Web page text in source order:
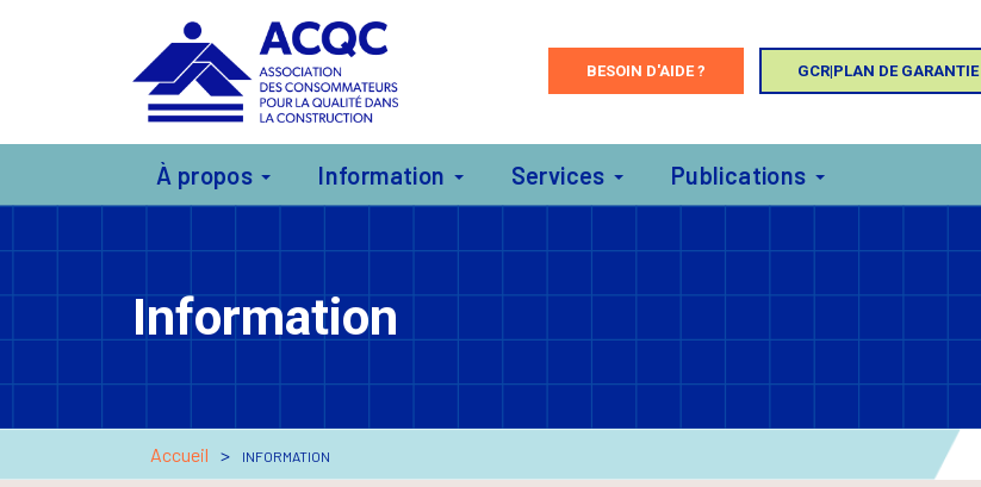
BESOIN D'AIDE ? GCR|PLAN DE GARANTIE
À propos Information Services Publications
Information
Accueil INFORMATION